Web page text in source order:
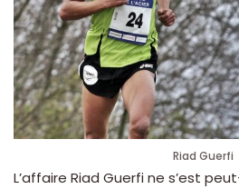
Riad Guerfi
L’affaire Riad Guerfi ne s’est